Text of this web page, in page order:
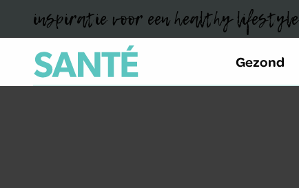
inspiratie voor een healthy lifestyle
Gezond